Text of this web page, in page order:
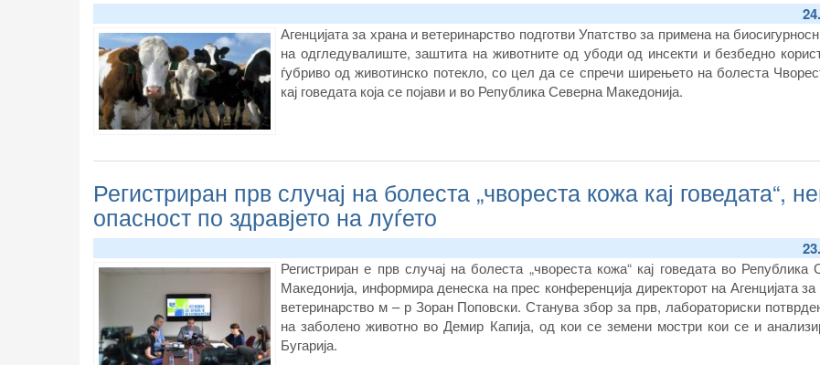
Агенцијата за храна и ветеринарство подготви Упатство за примена на
на одгледувалиште, заштита на животните од убоди од инсекти и безбедно
ѓубриво од животинско потекло, со цел да се спречи ширењето на болеста
кај говедата која се појави и во Република Северна Македонија.
Регистриран прв случај на болеста „чвореста кожа кај говедата“,
опасност по здравјето на луѓето
Регистриран е прв случај на болеста „чвореста кожа“ кај говедата во Република
Македонија, информира денеска на прес конференција директорот на Агенцијата
ветеринарство м – р Зоран Поповски. Станува збор за прв, лабораториски
на заболено животно во Демир Капија, од кои се земени мостри кои се и
Бугарија.